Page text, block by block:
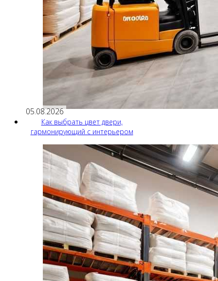
05.08.2026
Как выбрать цвет двери,
гармонирующий с интерьером